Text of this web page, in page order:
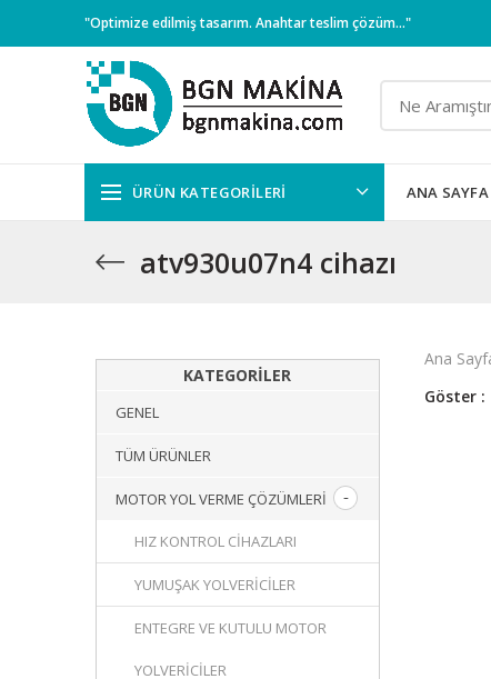
"Optimize edilmiş tasarım. Anahtar teslim çözüm..."
ÜRÜN KATEGORILERI ANA SAYFA
atv930u07n4 cihazı
KATEGORILER
GENEL
TÜM ÜRÜNLER
MOTOR YOL VERME ÇÖZÜMLERI
HIZ KONTROL CIHAZLARI
YUMUŞAK YOLVERICILER
ENTEGRE VE KUTULU MOTOR
YOLVERICILER
Ana
Göster